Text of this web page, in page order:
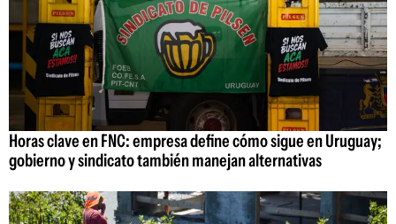
Horas clave en FNC: empresa define cómo sigue en Uruguay;
gobierno y sindicato también manejan alternativas